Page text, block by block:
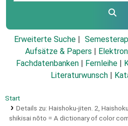
Erweiterte Suche
Aufsätze & Papers
Fachdatenbanken
Fernleihe
Literaturwunsch
Start
Details zu: Haishoku-jiten. 2,
shikisai nōto = A dictionary of color